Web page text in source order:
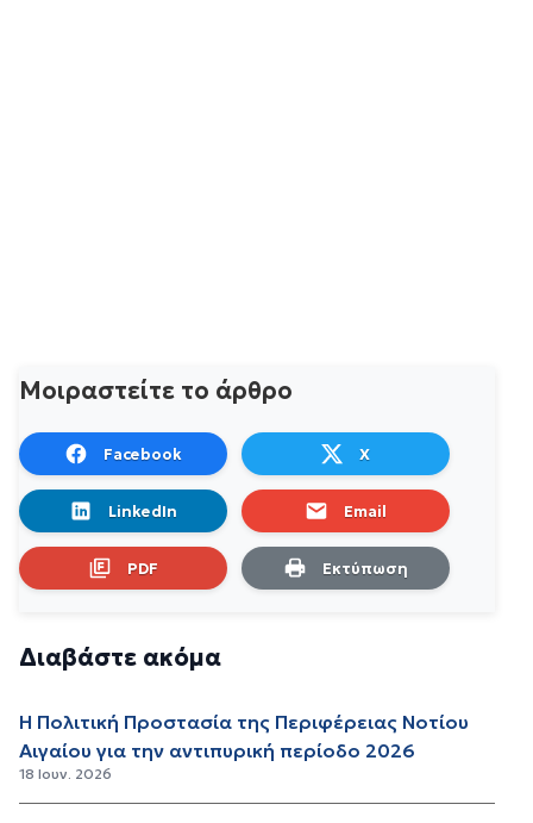
Μοιραστείτε το άρθρο
Facebook X
LinkedIn Email
PDF Εκτύπωση
Διαβάστε ακόμα
Η Πολιτική Προστασία της Περιφέρειας Νοτίου
Αιγαίου για την αντιπυρική περίοδο 2026
18 Ιουν. 2026